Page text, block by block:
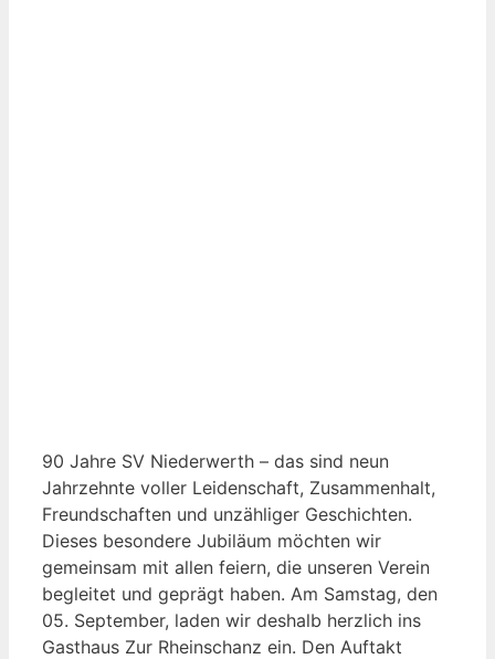
90 Jahre SV Niederwerth – das sind neun
Jahrzehnte voller Leidenschaft, Zusammenhalt,
Freundschaften und unzähliger Geschichten.
Dieses besondere Jubiläum möchten wir
gemeinsam mit allen feiern, die unseren Verein
begleitet und geprägt haben. Am Samstag, den
05. September, laden wir deshalb herzlich ins
Gasthaus Zur Rheinschanz ein. Den Auftakt